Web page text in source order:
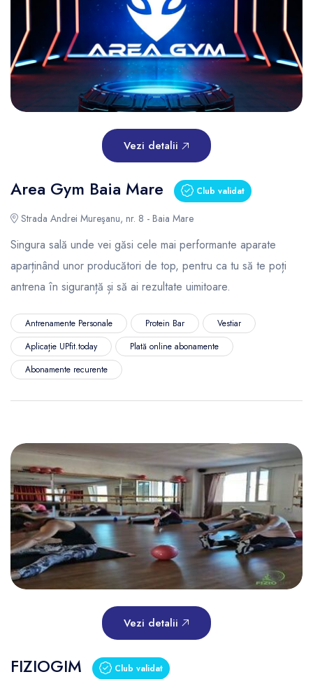
Vezi detalii
Area Gym Baia Mare Club validat
Strada Andrei Mureşanu, nr. 8 - Baia Mare
Singura sală unde vei găsi cele mai performante aparate
aparținând unor producători de top, pentru ca tu să te poți
antrena în siguranță și să ai rezultate uimitoare.
Antrenamente Personale Protein Bar
Vestiar
Aplicație UPfit.today
Plată online abonamente
Abonamente recurente
Vezi detalii
FIZIOGIM Club validat